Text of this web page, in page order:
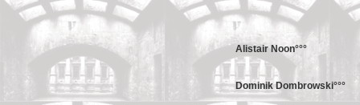
Alistair Noon°°°
Dominik Dombrowski°°°